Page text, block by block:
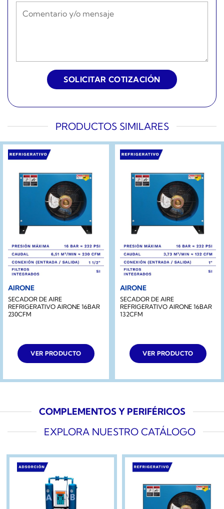
PRODUCTOS SIMILARES
AIRONE
SECADOR DE AIRE
REFRIGERATIVO AIRONE 16BAR
230CFM
VER PRODUCTO
AIRONE
SECADOR DE AIRE
REFRIGERATIVO AIRONE 16BAR
132CFM
VER PRODUCTO
COMPLEMENTOS Y PERIFÉRICOS
EXPLORA NUESTRO CATÁLOGO